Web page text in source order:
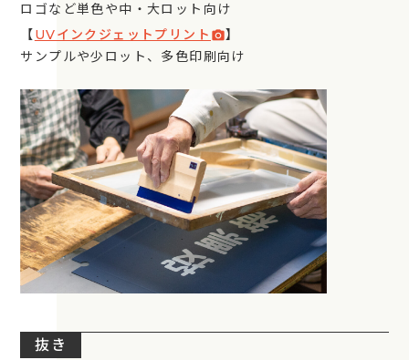
ロゴなど単色や中・大ロット向け
【UVインクジェットプリント photo_camera】
サンプルや少ロット、多色印刷向け
抜き